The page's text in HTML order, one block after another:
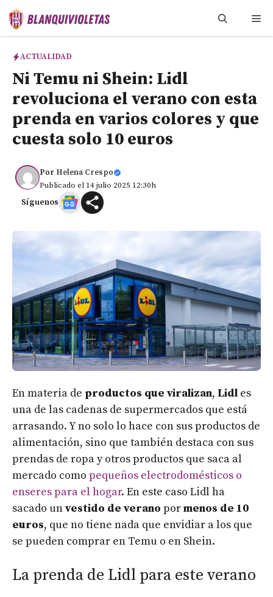
Saltar
ACTUALIDAD
Ni Temu ni Shein: Lidl
revoluciona el verano con esta
prenda en varios colores y que
cuesta solo 10 euros
Por Helena Crespo
Publicado el 14 julio 2025 12:30h
Síguenos
En materia de productos que viralizan, Lidl es
una de las cadenas de supermercados que está
arrasando. Y no solo lo hace con sus productos de
alimentación, sino que también destaca con sus
prendas de ropa y otros productos que saca al
mercado como pequeños electrodomésticos o
enseres para el hogar. En este caso Lidl ha
sacado unvestido de verano pormenos de 10
euros, que no tiene nada que envidiar a los que
se pueden comprar en Temu o en Shein.
La prenda de Lidl para este verano